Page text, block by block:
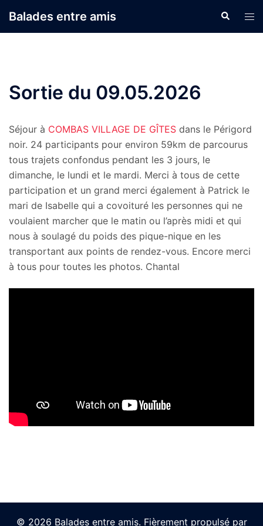
auBalades entre amis
le
Sortie du 09.05.2026
Séjour à COMBAS VILLAGE DE GÎTES dans le Périgord
noir. 24 participants pour environ 59km de parcourus
tous trajets confondus pendant les 3 jours, le
dimanche, le lundi et le mardi. Merci à tous de cette
participation et un grand merci également à Patrick le
mari de Isabelle qui a covoituré les personnes qui ne
voulaient marcher que le matin ou l’après midi et qui
nous à soulagé du poids des pique-nique en les
transportant aux points de rendez-vous. Encore merci
à tous pour toutes les photos. Chantal
© 2026 Balades entre amis. Fièrement propulsé par